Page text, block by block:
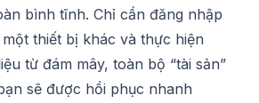
bình tĩnh. Chỉ cần đăng nhập
thiết bị khác và thực hiện
từ đám mây, toàn bộ “tài sản”
sẽ được hồi phục nhanh